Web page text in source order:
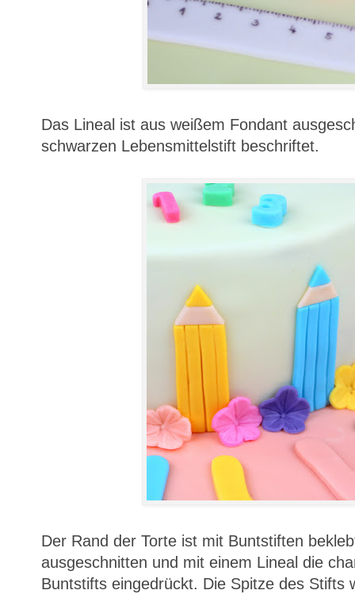
Das Lineal ist aus weißem Fondant
schwarzen Lebensmittelstift beschriftet.
Der Rand der Torte ist mit Buntstiften
ausgeschnitten und mit einem Lineal die
Buntstifts eingedrückt. Die Spitze des Stifts